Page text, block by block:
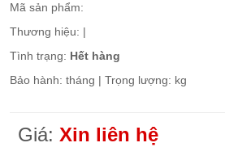
Mã sản phẩm:
Thương hiệu: |
Tình trạng: Hết hàng
Bảo hành: tháng | Trọng lượng: kg
Giá: Xin liên hệ